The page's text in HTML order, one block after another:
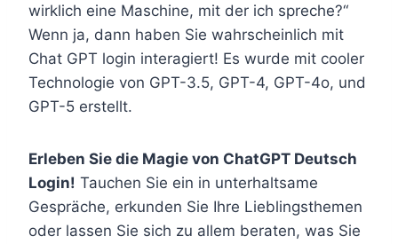
wirklich eine Maschine, mit der ich spreche?“
Wenn ja, dann haben Sie wahrscheinlich mit
Chat GPT login interagiert! Es wurde mit cooler
Technologie von GPT-3.5, GPT-4, GPT-4o, und
GPT-5 erstellt.
Erleben Sie die Magie von ChatGPT Deutsch
Login! Tauchen Sie ein in unterhaltsame
Gespräche, erkunden Sie Ihre Lieblingsthemen
oder lassen Sie sich zu allem beraten, was Sie